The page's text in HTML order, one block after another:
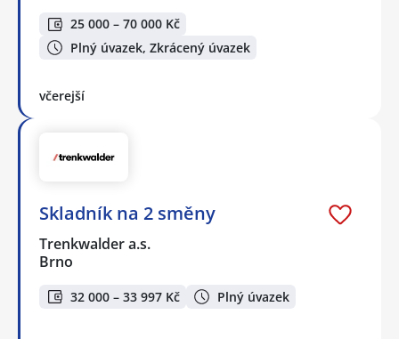
25 000 – 70 000 Kč
Plný úvazek, Zkrácený úvazek
včerejší
Skladník na 2 směny
Trenkwalder a.s.
Brno
32 000 – 33 997 Kč Plný úvazek